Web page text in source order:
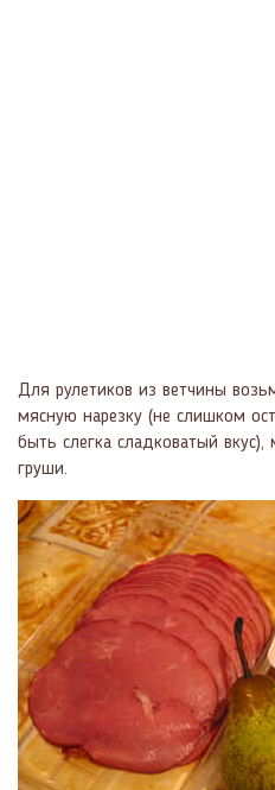
Для рулетиков из ветчины
мясную нарезку (не слишком
быть слегка сладковатый
груши.